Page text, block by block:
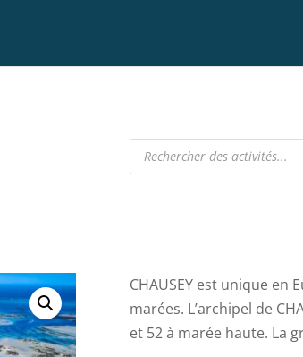
Recherche
de
produits
CHAUSEY est unique en
marées. L’archipel de
et 52 à marée haute. La